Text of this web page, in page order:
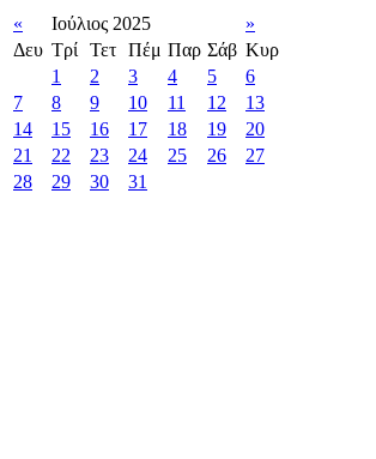
« Ιούλιος 2025
»
Δευ Τρί Τετ Πέμ Παρ Σάβ Κυρ
1
2 3 4 5
6
7
8 9 10 11 12
13
14
15 16 17 18 19
20
21
22 23 24 25 26
27
28
29 30 31